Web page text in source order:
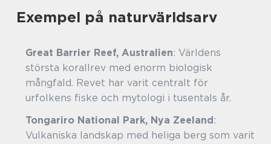
Exempel på naturvärldsarv
Great Barrier Reef, Australien: Världens
största korallrev med enorm biologisk
mångfald. Revet har varit centralt för
urfolkens fiske och mytologi i tusentals år.
Tongariro National Park, Nya Zeeland:
Vulkaniska landskap med heliga berg som varit